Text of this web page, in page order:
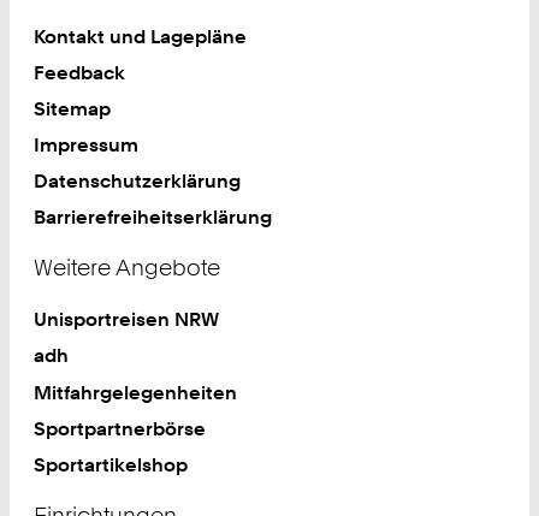
Kontakt und Lagepläne
Feedback
Sitemap
Impressum
Datenschutzerklärung
Barrierefreiheitserklärung
Weitere Angebote
Unisportreisen NRW
adh
Mitfahrgelegenheiten
Sportpartnerbörse
Sportartikelshop